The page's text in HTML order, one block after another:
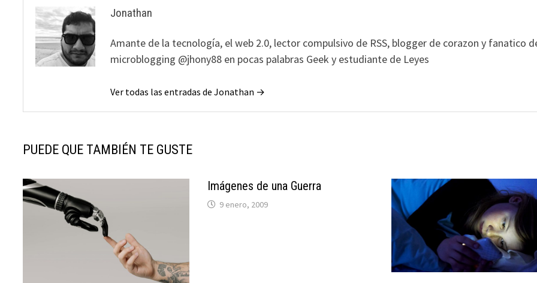
Jonathan
Amante de la tecnología, el web 2.0, lector compulsivo de RSS, blogger de corazon y fanatico
microblogging @jhony88 en pocas palabras Geek y estudiante de Leyes
Ver todas las entradas de Jonathan →
PUEDE QUE TAMBIÉN TE GUSTE
Imágenes de una Guerra
9 enero, 2009